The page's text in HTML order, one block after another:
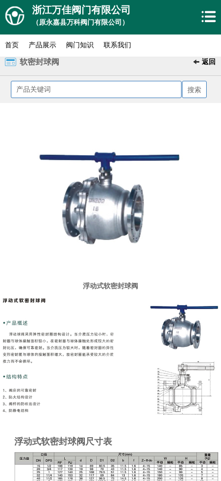
浙江万佳阀门有限公司
（原永嘉县万科阀门有限公司）
首页 产品展示 阀门知识 联系我们
软密封球阀 返回
浮动式软密封球阀
浮动式软密封球阀尺寸表